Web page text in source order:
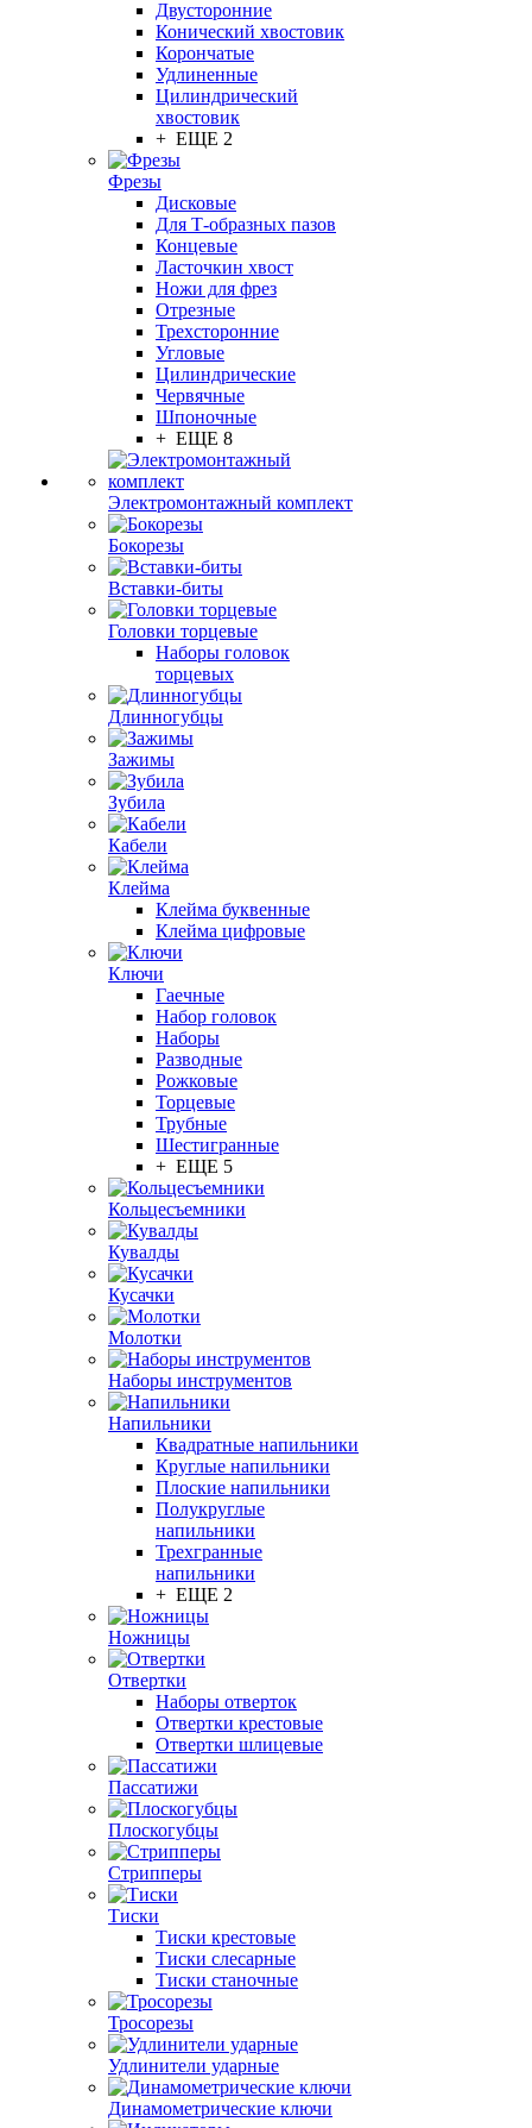
Двусторонние
Конический хвостовик
Корончатые
Удлиненные
Цилиндрический
хвостовик
+ ЕЩЕ 2
Фрезы
Дисковые
Для Т-образных пазов
Концевые
Ласточкин хвост
Ножи для фрез
Отрезные
Трехсторонние
Угловые
Цилиндрические
Червячные
Шпоночные
+ ЕЩЕ 8
Электромонтажный комплект
Бокорезы
Вставки-биты
Головки торцевые
Наборы головок
торцевых
Длинногубцы
Зажимы
Зубила
Кабели
Клейма
Клейма буквенные
Клейма цифровые
Ключи
Гаечные
Набор головок
Наборы
Разводные
Рожковые
Торцевые
Трубные
Шестигранные
+ ЕЩЕ 5
Кольцесъемники
Кувалды
Кусачки
Молотки
Наборы инструментов
Напильники
Квадратные напильники
Круглые напильники
Плоские напильники
Полукруглые
напильники
Трехгранные
напильники
+ ЕЩЕ 2
Ножницы
Отвертки
Наборы отверток
Отвертки крестовые
Отвертки шлицевые
Пассатижи
Плоскогубцы
Стрипперы
Тиски
Тиски крестовые
Тиски слесарные
Тиски станочные
Тросорезы
Удлинители ударные
Динамометрические ключи